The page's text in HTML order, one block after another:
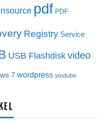
pdf PDF
Registry Service
USB Flashdisk video
7 wordpress youtube